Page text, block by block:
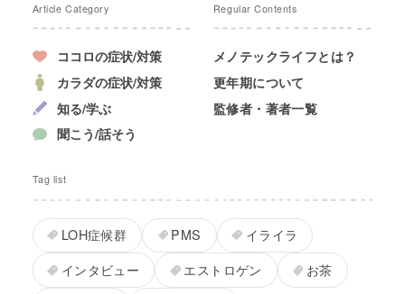
Article Category
ココロの症状/対策
カラダの症状/対策
知る/学ぶ
聞こう/話そう
Regular Contents
メノテックライフとは？
更年期について
監修者・著者一覧
Tag list
LOH症候群 PMS
イライラ
インタビュー
エストロゲン
お茶